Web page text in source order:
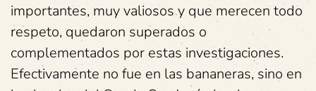
importantes, muy valiosos y que merecen todo
respeto, quedaron superados o
complementados por estas investigaciones.
Efectivamente no fue en las bananeras, sino en